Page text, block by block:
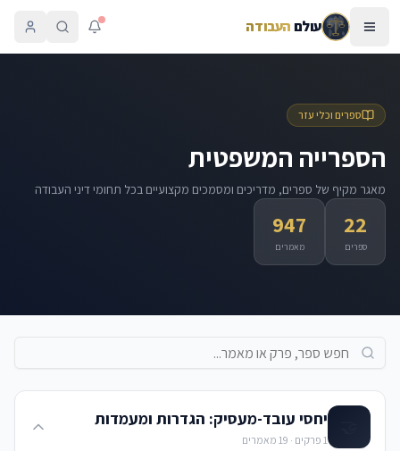
עולםהעבודה
ספרים וכלי עזר
הספרייה המשפטית
מאגר מקיף של ספרים, מדריכים ומסמכים מקצועיים בכל תחומי דיני העבודה
22
ספרים
947
מאמרים
יחסי עובד-מעסיק: הגדרות ומעמדות
1 פרקים · 19 מאמרים